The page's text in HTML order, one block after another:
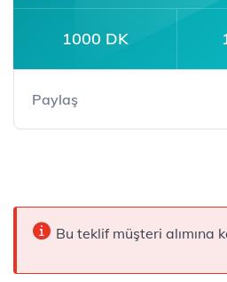
1000 DK
Paylaş
Bu teklif müşteri alımına